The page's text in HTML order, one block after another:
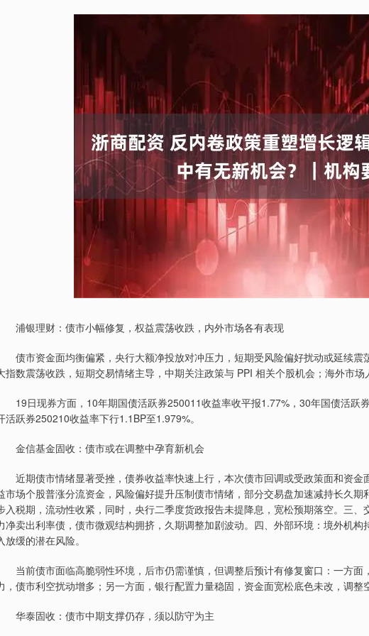
银理财：债市小幅修复，权益震荡收跌，内外市场各有表现
市资金面均衡偏紧，央行大额净投放对冲压力，短期受风险偏好扰动或延续震
指数震荡收跌，短期交易情绪主导，中期关注政策与 PPI 相关个股机会；海外市场
日现券方面，10年期国债活跃券250011收益率收平报1.77%，30年国债活跃
活跃券250210收益率下行1.1BP至1.979%。
信基金固收：债市或在调整中孕育新机会
期债市情绪显著受挫，债券收益率快速上行，本次债市回调或受政策面和资金
市场个股普涨分流资金，风险偏好提升压制债市情绪，部分交易盘加速减持长久
入税期，流动性收紧，同时，央行二季度货政报告未提降息，宽松预期落空。三
净卖出利率债，债市微观结构拥挤，久期调整加剧波动。四、外部环境：境外机
放缓的潜在风险。
前债市面临高脆弱性环境，后市仍需谨慎，但调整后预计有修复窗口：一方面
，债市利空扰动增多；另一方面，银行配置力量稳固，资金面宽松底色未改，调整
泰固收：债市中期支撑仍存，须以防守为主